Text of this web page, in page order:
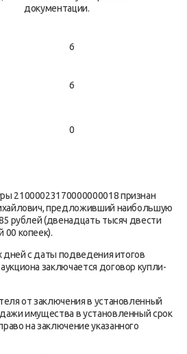
документации.
6
6
0
21000023170000000018 признан
предложивший наибольшую
рублей (двенадцать тысяч двести
00 копеек).
дней с даты подведения итогов
заключается договор купли-
от заключения в установленный
имущества в установленный срок
на заключение указанного